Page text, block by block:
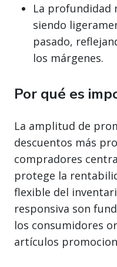
La profundidad
siendo
pasado,
los márgenes.
Por qué es
La amplitud de
descuentos más
compradores
protege la
flexible del
responsiva son
los consumidores
artículos